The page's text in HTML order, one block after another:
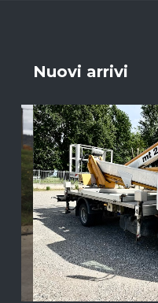
Nuovi arrivi